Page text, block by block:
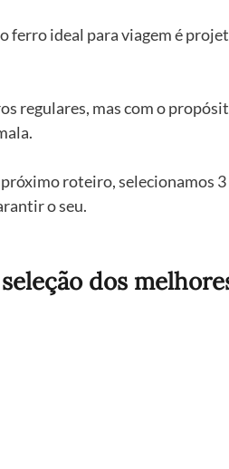
ferro ideal para viagem é
regulares, mas com o
roteiro, selecionamos 3
o seu.
dos